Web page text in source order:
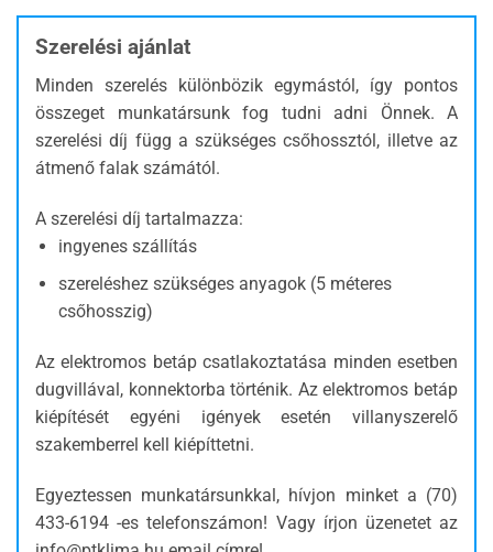
Szerelési ajánlat
Minden szerelés különbözik egymástól, így pontos
összeget munkatársunk fog tudni adni Önnek. A
szerelési díj függ a szükséges csőhossztól, illetve az
átmenő falak számától.
A szerelési díj tartalmazza:
ingyenes szállítás
szereléshez szükséges anyagok (5 méteres
csőhosszig)
Az elektromos betáp csatlakoztatása minden esetben
dugvillával, konnektorba történik. Az elektromos betáp
kiépítését egyéni igények esetén villanyszerelő
szakemberrel kell kiépíttetni.
Egyeztessen munkatársunkkal, hívjon minket a (70)
433-6194 -es telefonszámon! Vagy írjon üzenetet az